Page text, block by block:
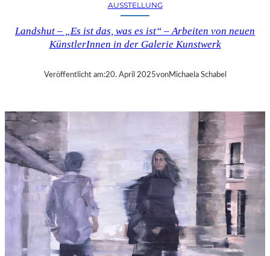
AUSSTELLUNG
Landshut – „Es ist das, was es ist“ – Arbeiten von neuen
KünstlerInnen in der Galerie Kunstwerk
Veröffentlicht am:20. April 2025vonMichaela Schabel